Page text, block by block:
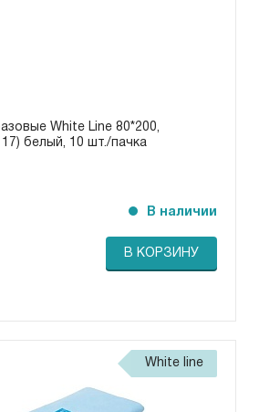
White Line 80*200,
белый, 10 шт./пачка
В наличии
В КОРЗИНУ
White line